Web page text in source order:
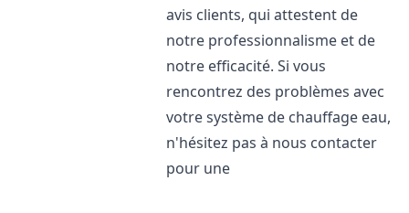
avis clients, qui attestent de
notre professionnalisme et de
notre efficacité. Si vous
rencontrez des problèmes avec
votre système de chauffage eau,
n'hésitez pas à nous contacter
pour une